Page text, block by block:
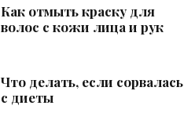
Как отмыть краску для
волос с кожи лица и рук
Что делать, если сорвалась
с диеты